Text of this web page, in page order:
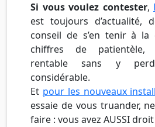
Si vous voulez contester,
est toujours d’actualité,
conseil de s’en tenir à la
chiffres de patientèle,
rentable sans y
considérable.
Et pour les nouveaux
essaie de vous truander,
faire : vous avez AUSSI droit